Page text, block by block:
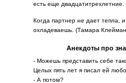
есть еще
Когда партнер не дает тепла,
охладеваешь. (Тамара
Анекдоты про
- Можешь представить себе
Целых пять лет я писал ей
- А потом?